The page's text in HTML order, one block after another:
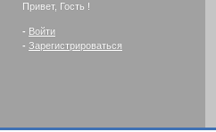
Привет, Гость !
- Войти
- Зарегистрироваться